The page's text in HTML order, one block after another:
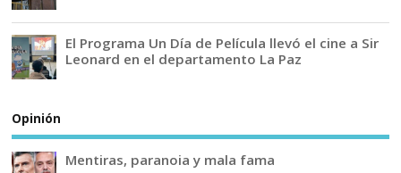
El Programa Un Día de Película llevó el cine a Sir
Leonard en el departamento La Paz
Opinión
Mentiras, paranoia y mala fama